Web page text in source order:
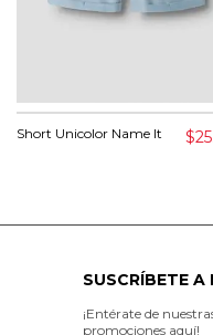
Short Unicolor Name It
SUSCRÍBETE A
¡Entérate de
promociones aquí!